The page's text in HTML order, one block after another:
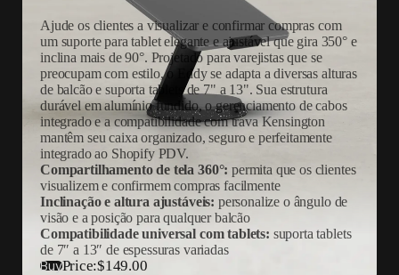
Ajude os clientes a visualizar e confirmar compras com
um suporte para tablet elegante e ajustável que gira 350° e
inclina mais de 90°. Projetado para varejistas que se
preocupam com estilo, o Eddy se adapta a diversas alturas
de balcão e suporta tablets de 7" a 13". Sua estrutura
durável em alumínio fundido, o gerenciamento de cabos
integrado e a compatibilidade com trava Kensington
mantêm seu caixa organizado, seguro e perfeitamente
integrado ao Shopify PDV.
Compartilhamento de tela 360°: permita que os clientes
visualizem e confirmem compras facilmente
Inclinação e altura ajustáveis: personalize o ângulo de
visão e a posição para qualquer balcão
Compatibilidade universal com tablets: suporta tablets
de 7″ a 13″ de espessuras variadas
BuyPrice:$149.00